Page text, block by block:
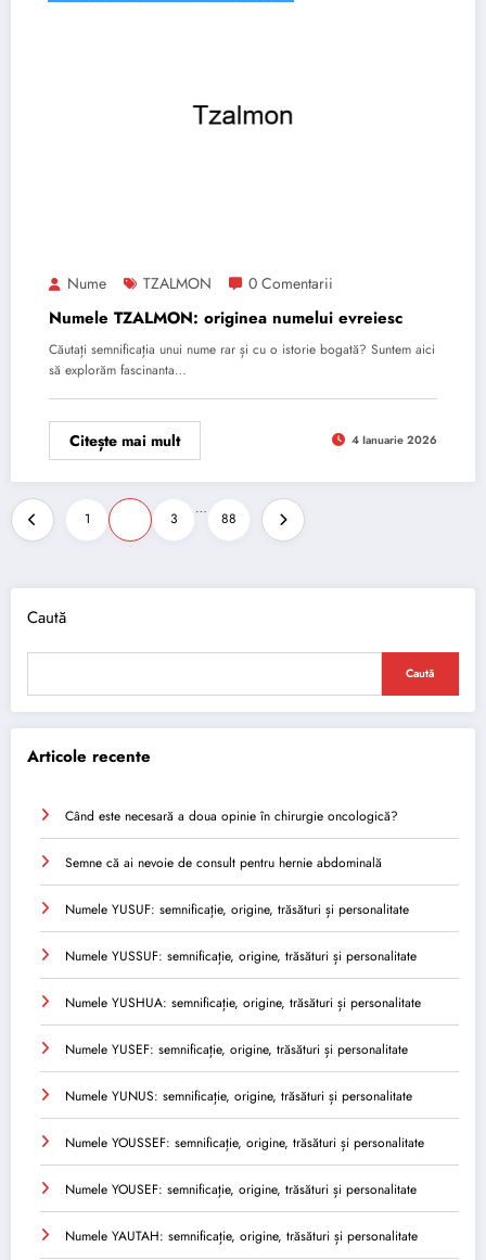
Nume TZALMON 0 Comentarii
Numele TZALMON: originea numelui evreiesc
Căutați semnificația unui nume rar și cu o istorie bogată? Suntem aici
să explorăm fascinanta…
Citește mai mult 4 Ianuarie 2026
Paginație
articole
1 3
…
88
Caută
Caută
Articole recente
Când este necesară a doua opinie în chirurgie oncologică?
Semne că ai nevoie de consult pentru hernie abdominală
Numele YUSUF: semnificație, origine, trăsături și personalitate
Numele YUSSUF: semnificație, origine, trăsături și personalitate
Numele YUSHUA: semnificație, origine, trăsături și personalitate
Numele YUSEF: semnificație, origine, trăsături și personalitate
Numele YUNUS: semnificație, origine, trăsături și personalitate
Numele YOUSSEF: semnificație, origine, trăsături și personalitate
Numele YOUSEF: semnificație, origine, trăsături și personalitate
Numele YAUTAH: semnificație, origine, trăsături și personalitate